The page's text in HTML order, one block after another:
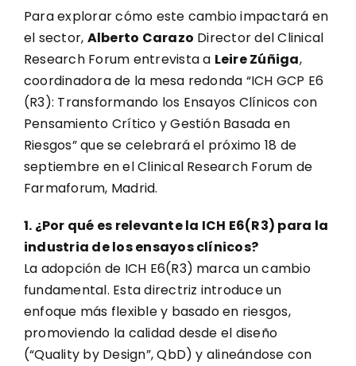
Para explorar cómo este cambio impactará en
el sector, Alberto Carazo Director del Clinical
Research Forum entrevista a Leire Zúñiga,
coordinadora de la mesa redonda “ICH GCP E6
(R3): Transformando los Ensayos Clínicos con
Pensamiento Crítico y Gestión Basada en
Riesgos” que se celebrará el próximo 18 de
septiembre en el Clinical Research Forum de
Farmaforum, Madrid.
1. ¿Por qué es relevante la ICH E6(R3) para la
industria de los ensayos clínicos?
La adopción de ICH E6(R3) marca un cambio
fundamental. Esta directriz introduce un
enfoque más flexible y basado en riesgos,
promoviendo la calidad desde el diseño
(“Quality by Design”, QbD) y alineándose con